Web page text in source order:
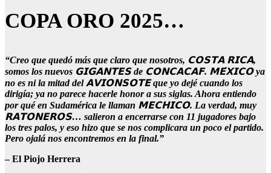
COPA ORO 2025…
“Creo que quedó más que claro que nosotros, 𝗖𝗢𝗦𝗧𝗔 𝗥𝗜𝗖𝗔,
somos los nuevos 𝗚𝗜𝗚𝗔𝗡𝗧𝗘𝗦 de 𝗖𝗢𝗡𝗖𝗔𝗖𝗔𝗙. 𝗠𝗘́𝗫𝗜𝗖𝗢 ya
no es ni la mitad del 𝗔𝗩𝗜𝗢𝗡𝗦𝗢𝗧𝗘 que yo dejé cuando los
dirigía; ya no parece hacerle honor a sus siglas. Ahora entiendo
por qué en Sudamérica le llaman 𝗠𝗘𝗖𝗛𝗜𝗖𝗢. La verdad, muy
𝗥𝗔𝗧𝗢𝗡𝗘𝗥𝗢𝗦… salieron a encerrarse con 11 jugadores bajo
los tres palos, y eso hizo que se nos complicara un poco el partido.
Pero ojalá nos encontremos en la final.”
– El Piojo Herrera